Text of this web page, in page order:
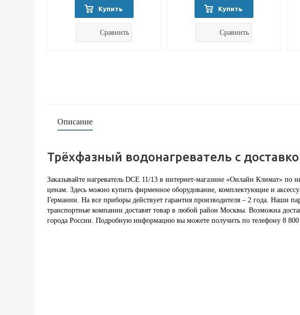
Купить
Сравнить
Купить
Сравнить
Описание
Трёхфазный водонагреватель с
Заказывайте нагреватель DCE 11/13 в интернет-магазине «Онлайн Климат» по
ценам. Здесь можно купить фирменное оборудование, комплектующие и
Германии. На все приборы действует гарантия производителя – 2 года. Наши
транспортные компании доставят товар в любой район Москвы. Возможна
города России. Подробную информацию вы можете получить по телефону 8 800